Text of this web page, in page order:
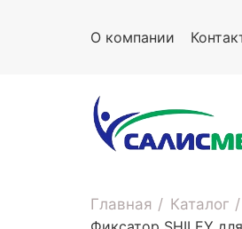
О компании
Главная Каталог